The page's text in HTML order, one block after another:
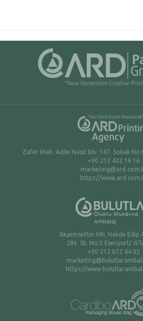
Zafer Mah. Adile Nasit Blv. 147. Sokak
+90 212 422 16 16
https://
Akşemsettin Mh. Halide Edip
286. Sk. No:3 Esenyurt/
+90 212 672 44 02
https://